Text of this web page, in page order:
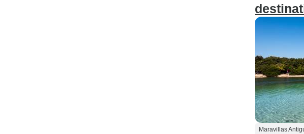
Maravillas